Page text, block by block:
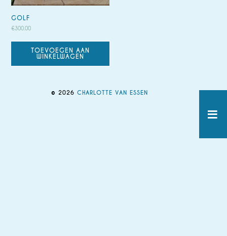
GOLF
€300.00
TOEVOEGEN AAN
WINKELWAGEN
© 2026 CHARLOTTE VAN ESSEN